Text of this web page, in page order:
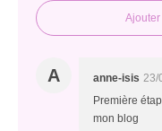
A anne-isis 23/
Première
mon blog